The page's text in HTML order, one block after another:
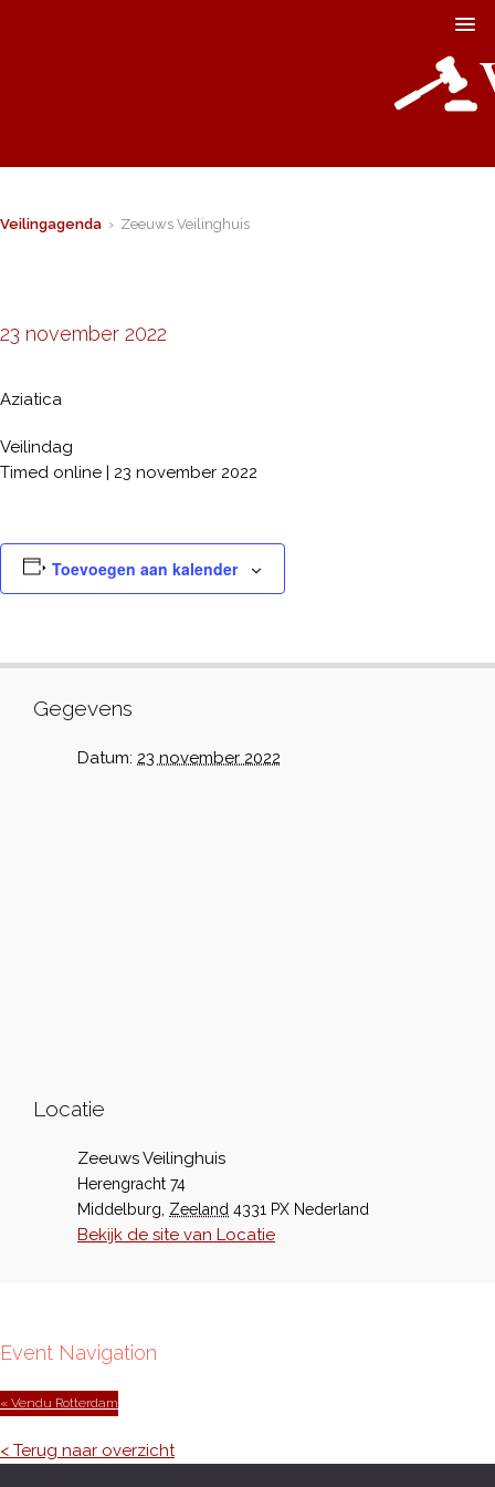
Veilingagenda › Zeeuws Veilinghuis
23 november 2022
Aziatica
Veilindag
Timed online | 23 november 2022
Toevoegen aan kalender
Gegevens
Datum: 23 november 2022
Locatie
Zeeuws Veilinghuis
Herengracht 74
Middelburg Zeeland 4331 PX Nederland
Bekijk de site van Locatie
Event Navigation
« Vendu Rotterdam
< Terug naar overzicht